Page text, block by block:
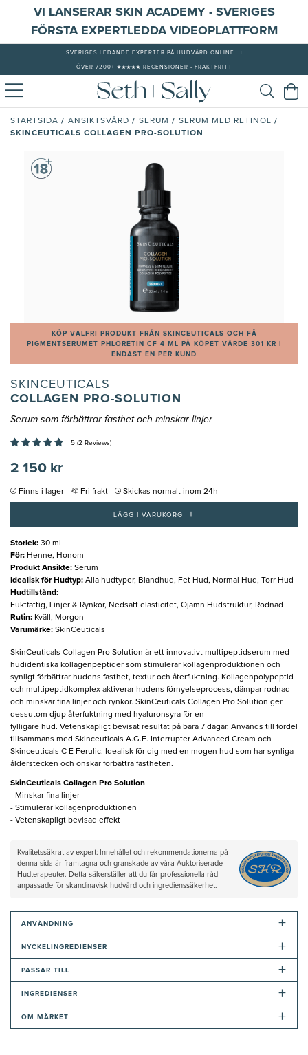
VI LANSERAR SKIN ACADEMY - SVERIGES
FÖRSTA EXPERTLEDDA VIDEOPLATTFORM
SVERIGES LEDANDE EXPERTER PÅ HUDVÅRD ONLINE
ÖVER 7200+ ★★★★★ RECENSIONER - FRAKTFRITT
STARTSIDA / ANSIKTSVÅRD / SERUM / SERUM MED RETINOL /
SKINCEUTICALS COLLAGEN PRO-SOLUTION
KÖP VALFRI PRODUKT FRÅN SKINCEUTICALS OCH FÅ
PIGMENTSERUMET PHLORETIN CF 4 ML PÅ KÖPET VÄRDE 301 KR |
ENDAST EN PER KUND
SKINCEUTICALS
COLLAGEN PRO-SOLUTION
Serum som förbättrar fasthet och minskar linjer
5 (2 Reviews)
2 150 kr
Finns i lager Fri frakt Skickas normalt inom 24h
LÄGG I VARUKORG +
Storlek: 30 ml
För: Henne, Honom
Produkt Ansikte: Serum
Idealisk för Hudtyp: Alla hudtyper, Blandhud, Fet Hud, Normal Hud, Torr Hud
Hudtillstånd:
Fuktfattig, Linjer & Rynkor, Nedsatt elasticitet, Ojämn Hudstruktur, Rodnad
Rutin: Kväll, Morgon
Varumärke: SkinCeuticals
SkinCeuticals Collagen Pro Solution är ett innovativt multipeptidserum med
hudidentiska kollagenpeptider som stimulerar kollagenproduktionen och
synligt förbättrar hudens fasthet, textur och återfuktning. Kollagenpolypeptid
och multipeptidkomplex aktiverar hudens förnyelseprocess, dämpar rodnad
och minskar fina linjer och rynkor. SkinCeuticals Collagen Pro Solution ger
dessutom djup återfuktning med hyaluronsyra för en
fylligare hud. Vetenskapligt bevisat resultat på bara 7 dagar. Används till fördel
tillsammans med Skinceuticals A.G.E. Interrupter Advanced Cream och
Skinceuticals C E Ferulic. Idealisk för dig med en mogen hud som har synliga
ålderstecken och önskar förbättra fastheten.
SkinCeuticals Collagen Pro Solution
- Minskar fina linjer
- Stimulerar kollagenproduktionen
- Vetenskapligt bevisad effekt
Kvalitetssäkrat av expert: Innehållet och rekommendationerna på
denna sida är framtagna och granskade av våra Auktoriserade
Hudterapeuter. Detta säkerställer att du får professionella råd
anpassade för skandinavisk hudvård och ingredienssäkerhet.
ANVÄNDNING +
NYCKELINGREDIENSER +
PASSAR TILL +
INGREDIENSER +
OM MÄRKET +